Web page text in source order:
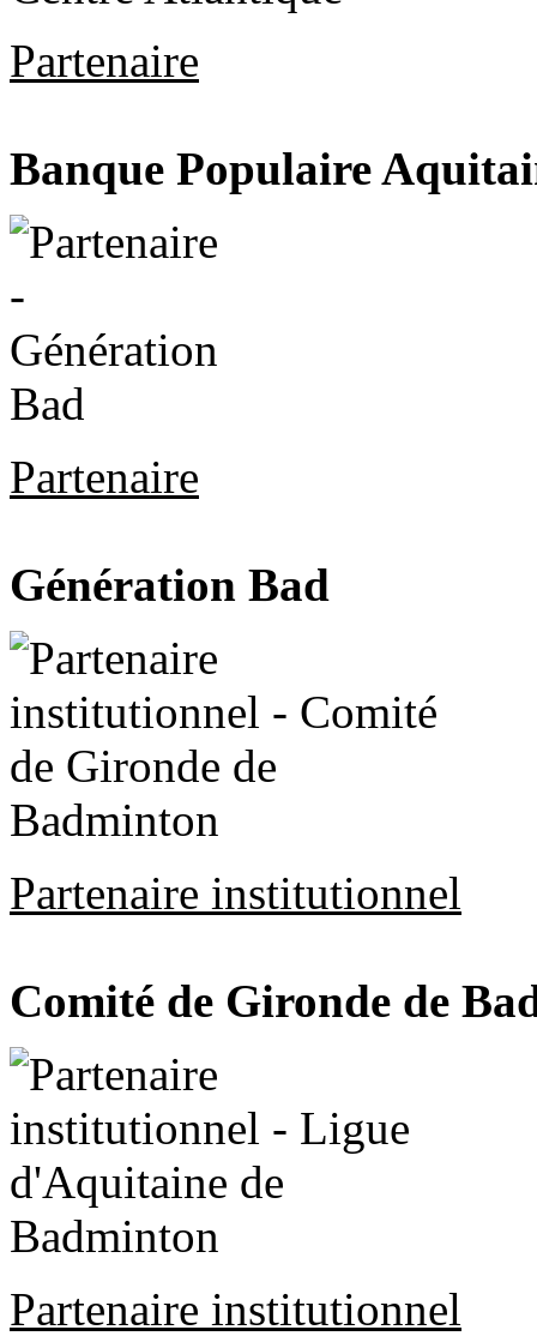
Partenaire
Banque Populaire
Partenaire
Génération Bad
Partenaire institutionnel
Comité de Gironde de
Partenaire institutionnel